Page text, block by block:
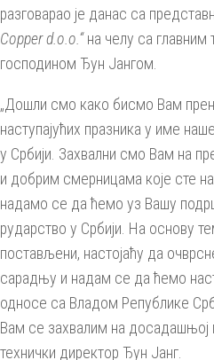
разговарао је данас са
Copper d.o.o.“на челу са главним
господином Ђун Јангом.
„Дошли смо како бисмо Вам
наступајућих празника у име
у Србији. Захвални смо Вам на
и добрим смерницама које сте
надамо се да ћемо уз Вашу
рударство у Србији. На основу
постављени, настојаћу да
сарадњу и надам се да ћемо
односе са Владом Републике
Вам се захвалим на досадашњој
технички директор Ђун Јанг.